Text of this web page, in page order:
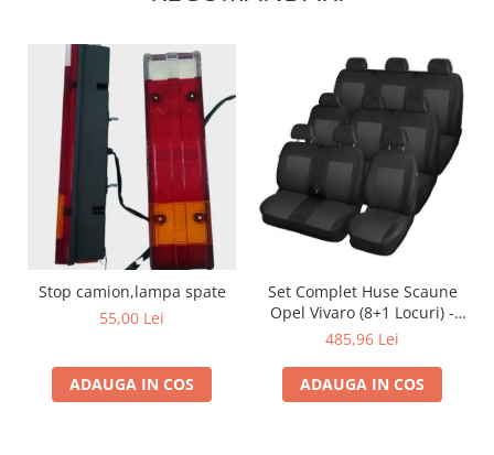
Stop camion,lampa spate
55,00 Lei
ADAUGA IN COS
Set Complet Huse Scaune
Opel Vivaro (8+1 Locuri) -
Material Textil Premium
485,96 Lei
ADAUGA IN COS